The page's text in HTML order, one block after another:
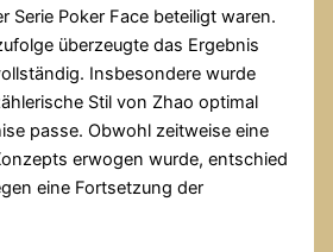
Serie Poker Face beteiligt waren.
überzeugte das Ergebnis
Insbesondere wurde
Stil von Zhao optimal
passe. Obwohl zeitweise eine
erwogen wurde, entschied
eine Fortsetzung der